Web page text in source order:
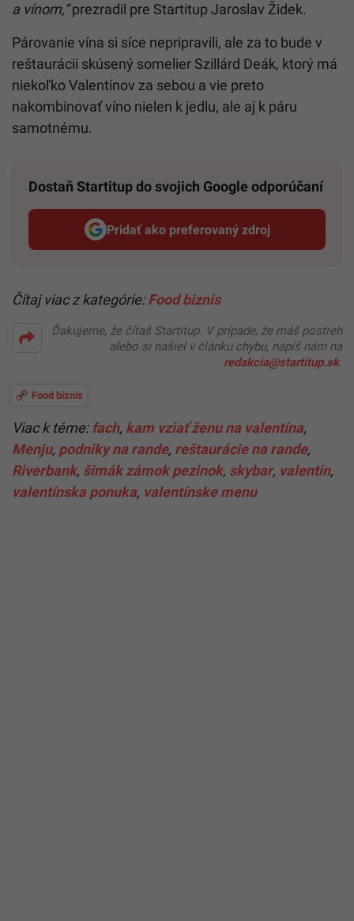
a vínom,“prezradil pre Startitup Jaroslav Židek.
Párovanie vína si síce nepripravili, ale za to bude v
reštaurácii skúsený somelier Szillárd Deák, ktorý má
niekoľko Valentínov za sebou a vie preto
nakombinovať víno nielen k jedlu, ale aj k páru
samotnému.
Dostaň Startitup do svojich Google odporúčaní
Pridať ako preferovaný zdroj
Startitup, odkaz sa otvorí v
Čítaj viac z kategórie:Food biznis
Ďakujeme, že čítaš Startitup. V prípade, že máš postreh
alebo si našiel v článku chybu, napíš nám na
redakcia@startitup.sk.
Food biznis
Viac k téme: fach, kam vziať ženu na valentína,
Menju, podniky na rande, reštaurácie na rande,
Riverbank, šimák zámok pezinok, skybar, valentin,
valentínska ponuka, valentínske menu